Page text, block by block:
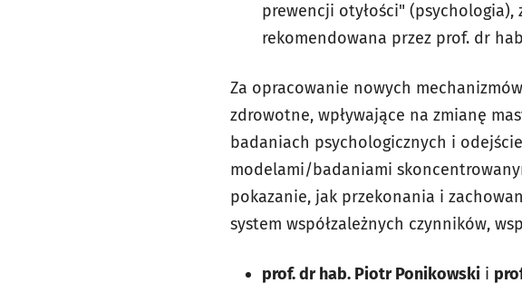
prewencji otyłości" (psychologia),
rekomendowana przez prof. dr
Za opracowanie nowych
zdrowotne, wpływające na zmianę
badaniach psychologicznych i
modelami/badaniami
pokazanie, jak przekonania i
system współzależnych czynników,
prof. dr hab. Piotr Ponikowski i